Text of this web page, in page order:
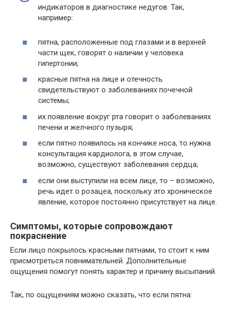
индикаторов в диагностике недугов. Так,
например:
пятна, расположенные под глазами и в верхней
части щек, говорят о наличии у человека
гипертонии;
красные пятна на лице и отечность
свидетельствуют о заболеваниях почечной
системы;
их появление вокруг рта говорит о заболеваниях
печени и желчного пузыря;
если пятно появилось на кончике носа, то нужна
консультация кардиолога, в этом случае,
возможно, существуют заболевания сердца;
если они выступили на всем лице, то – возможно,
речь идет о розацеа, поскольку это хроническое
явление, которое постоянно присутствует на лице.
Симптомы, которые сопровождают
покраснение
Если лицо покрылось красными пятнами, то стоит к ним
присмотреться повнимательней. Дополнительные
ощущения помогут понять характер и причину высыпаний.
Так, по ощущениям можно сказать, что если пятна: